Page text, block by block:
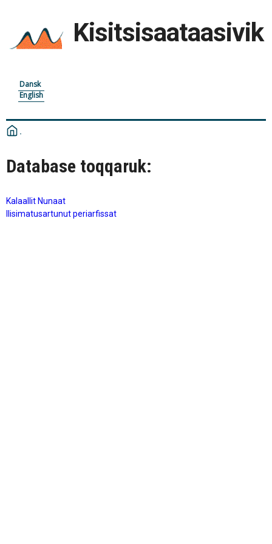
Kisitsisaataasivik
Dansk
English
Database toqqaruk:
Kalaallit Nunaat
Ilisimatusartunut periarfissat